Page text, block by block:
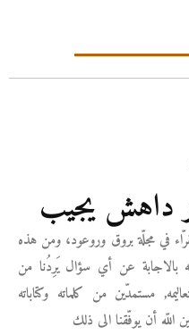
داهش يجيب
في مجلّة بروق وروعود، ومن هذه
بالاجابة عن أي سؤال يَرِدُنا من
مستمدّين من كلماته وكتاباته
اللّه أن يوفّقنا الى ذلك